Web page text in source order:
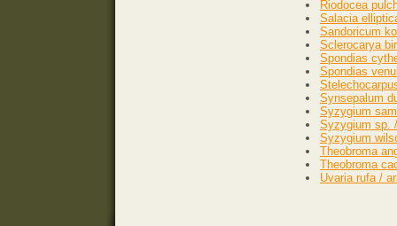
Riodocea
Salacia
Sandoricum
Sclerocarya
Spondias
Spondias
Synsepalum
Syzygium
Syzygium sp.
Syzygium
Theobroma
Theobroma
Uvaria rufa /